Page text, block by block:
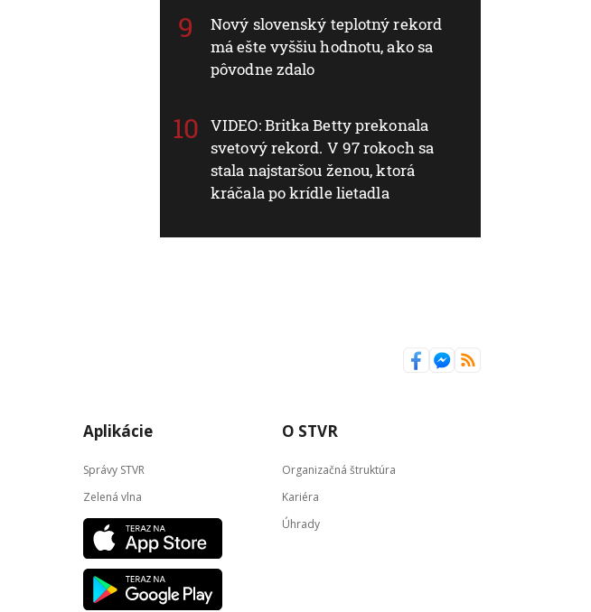
Nový slovenský teplotný rekord
má ešte vyššiu hodnotu, ako sa
pôvodne zdalo
VIDEO: Britka Betty prekonala
svetový rekord. V 97 rokoch sa
stala najstaršou ženou, ktorá
kráčala po krídle lietadla
Aplikácie
Správy STVR
Zelená vlna
O STVR
Organizačná štruktúra
Kariéra
Úhrady